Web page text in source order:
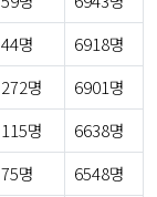
44명
6918명
272명
6901명
115명
6638명
75명
6548명